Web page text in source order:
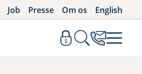
Job Presse Om os English